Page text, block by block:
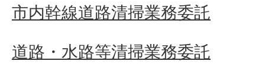
市内幹線道路清掃業務委託
道路・水路等清掃業務委託